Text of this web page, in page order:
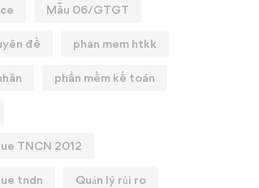
Mẫu 06/GTGT
đề phan mem htkk
phần mềm kế toán
TNCN 2012
tndn Quản lý rủi ro